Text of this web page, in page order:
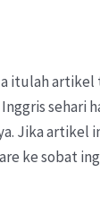
itulah artikel
sehari
Jika artikel
ke sobat